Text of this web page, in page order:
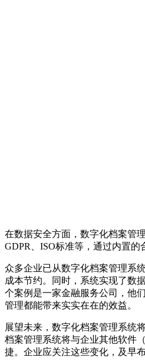
在数据安全方面，数字化档案管
GDPR、ISO标准等，通过内置
众多企业已从数字化档案管理系
成本节约。同时，系统实现了数
个案例是一家金融服务公司，他
管理都能带来实实在在的效益。
展望未来，数字化档案管理系统
档案管理系统将与企业其他软件
捷。企业应关注这些变化，及早